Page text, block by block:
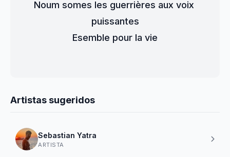
Noum somes les guerrières aux voix
puissantes
Esemble pour la vie
Artistas sugeridos
Sebastian Yatra
ARTISTA